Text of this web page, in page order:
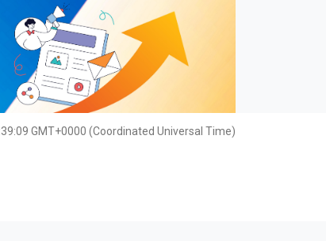
GMT+0000 (Coordinated Universal Time)
灼見活動 關於我們